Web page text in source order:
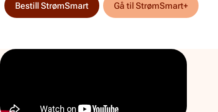
Bestill StrømSmart Gå til StrømSmart+